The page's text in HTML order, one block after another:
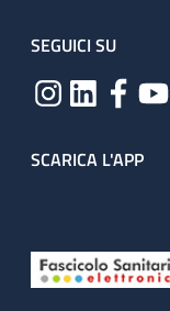
SEGUICI SU
SCARICA L'APP